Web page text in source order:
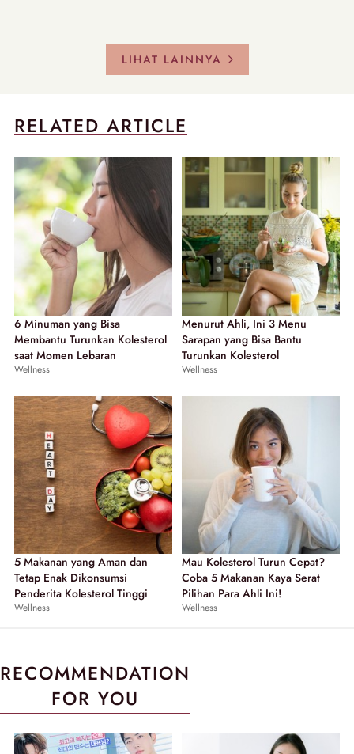
LIHAT LAINNYA
RELATED ARTICLE
6 Minuman yang Bisa
Membantu Turunkan Kolesterol
saat Momen Lebaran
Wellness
Menurut Ahli, Ini 3 Menu
Sarapan yang Bisa Bantu
Turunkan Kolesterol
Wellness
5 Makanan yang Aman dan
Tetap Enak Dikonsumsi
Penderita Kolesterol Tinggi
Wellness
Mau Kolesterol Turun Cepat?
Coba 5 Makanan Kaya Serat
Pilihan Para Ahli Ini!
Wellness
RECOMMENDATION
FOR YOU